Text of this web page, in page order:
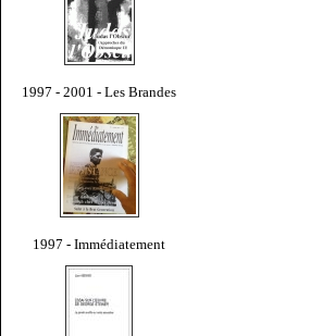
1997 - 2001 - Les Brandes
1997 - Immédiatement